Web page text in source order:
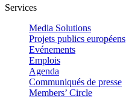
Services
Media Solutions
Projets publics européens
Evénements
Emplois
Agenda
Communiqués de presse
Members’ Circle